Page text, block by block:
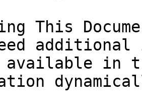
This
in